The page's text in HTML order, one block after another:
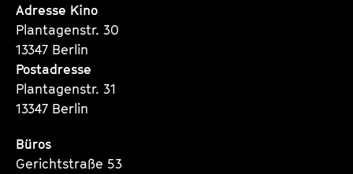
SeiteSeite
Adresse Kino
Plantagenstr. 30
13347 Berlin
Postadresse
Plantagenstr. 31
13347 Berlin
Büros
Gerichtstraße 53